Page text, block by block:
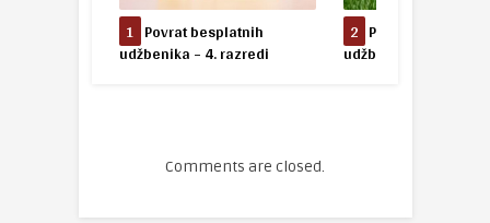
1 Povrat besplatnih
udžbenika – 4. razredi
2 Povrat besplatnih
udžbenika
Comments are closed.